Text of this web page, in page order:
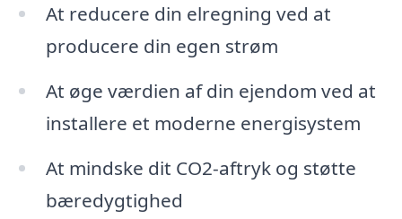
At reducere din elregning ved at
producere din egen strøm
At øge værdien af din ejendom ved at
installere et moderne energisystem
At mindske dit CO2-aftryk og støtte
bæredygtighed